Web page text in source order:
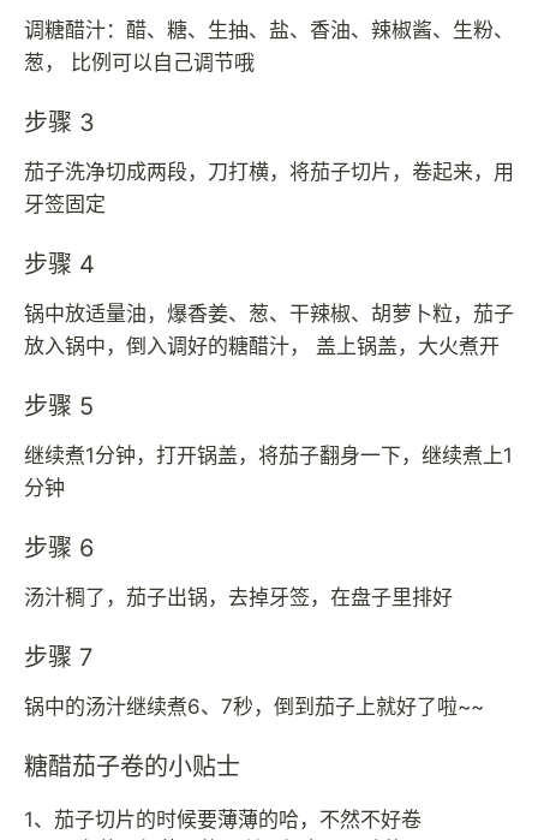
调糖醋汁：醋、糖、生抽、盐、香油、辣椒酱、生粉、
葱， 比例可以自己调节哦
步骤 3
茄子洗净切成两段，刀打横，将茄子切片，卷起来，用
牙签固定
步骤 4
锅中放适量油，爆香姜、葱、干辣椒、胡萝卜粒，茄子
放入锅中，倒入调好的糖醋汁， 盖上锅盖，大火煮开
步骤 5
继续煮1分钟，打开锅盖，将茄子翻身一下，继续煮上1
分钟
步骤 6
汤汁稠了，茄子出锅，去掉牙签，在盘子里排好
步骤 7
锅中的汤汁继续煮6、7秒，倒到茄子上就好了啦~~
糖醋茄子卷的小贴士
1、茄子切片的时候要薄薄的哈，不然不好卷